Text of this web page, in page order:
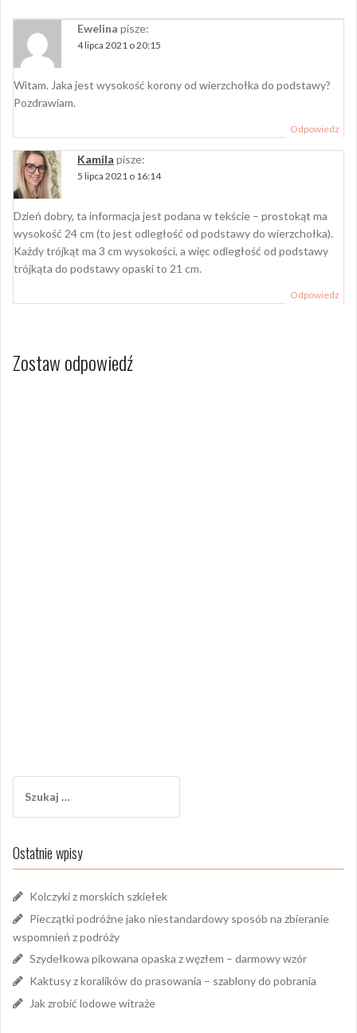
Ewelina pisze:
4 lipca 2021 o 20:15
Witam. Jaka jest wysokość korony od wierzchołka do podstawy?
Pozdrawiam.
Odpowiedz
Kamila pisze:
5 lipca 2021 o 16:14
Dzień dobry, ta informacja jest podana w tekście – prostokąt ma
wysokość 24 cm (to jest odległość od podstawy do wierzchołka).
Każdy trójkąt ma 3 cm wysokości, a więc odległość od podstawy
trójkąta do podstawy opaski to 21 cm.
Odpowiedz
Zostaw odpowiedź
Ostatnie wpisy
Kolczyki z morskich szkiełek
Pieczątki podróżne jako niestandardowy sposób na zbieranie
wspomnień z podróży
Szydełkowa pikowana opaska z węzłem – darmowy wzór
Kaktusy z koralików do prasowania – szablony do pobrania
Jak zrobić lodowe witraże